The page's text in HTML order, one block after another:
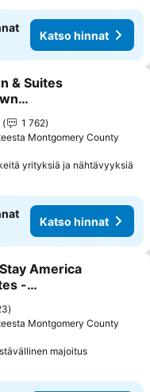
Katso hinnat
& Suites
1 762
Montgomery County
yrityksiä ja nähtävyyksiä
Katso hinnat
America
-
D.C. -
- Town
Montgomery County
majoitusKatso